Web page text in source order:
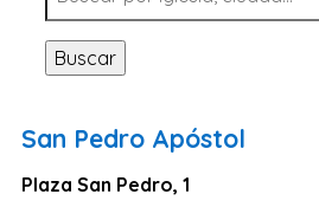
Valladolid
Sevilla
Santa Cruz de Tenerife
Cantabria
Buscar
San Pedro Apóstol
Plaza San Pedro, 1